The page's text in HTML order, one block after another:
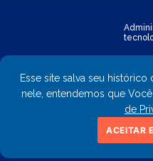
Esse site salva seu
nele, entendemos que
de
ACEITAR
Copyright © 2023 -
CNPJ: